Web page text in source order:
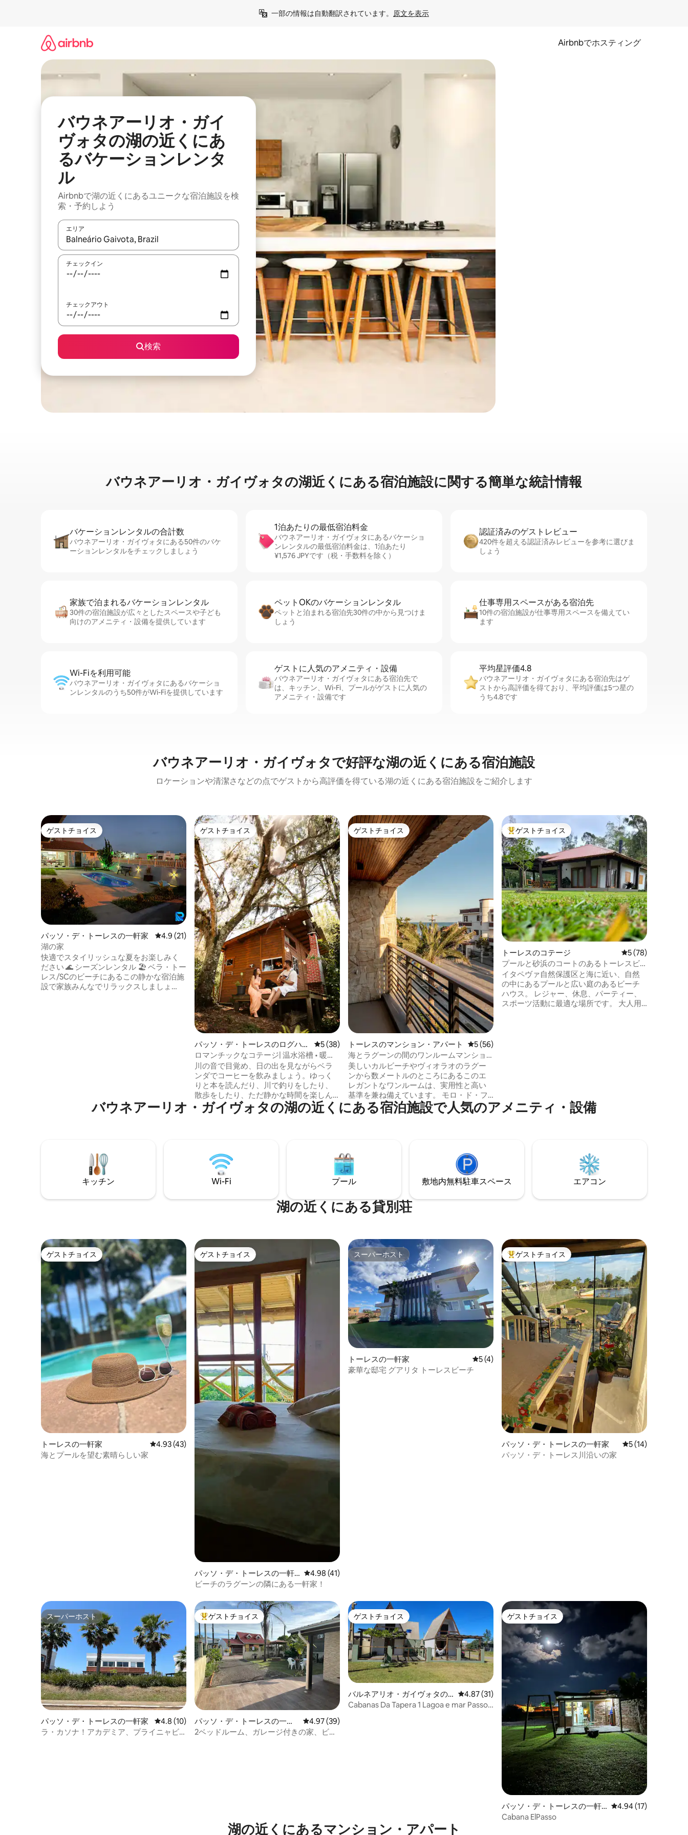
一部の情報は自動翻訳されています。 原文を表示
Airbnbでホスティング
バウネアーリオ・ガイ
ヴォタの湖の近くにあ
るバケーションレンタ
ル
Airbnbで湖の近くにあるユニークな宿泊施設を検
索・予約しよう
エリア
検索結果が表示されたら、上下の矢印キーを使って移動するか、画面をタッチまたはスワイプして検索結果を確認することができます。
チェックイン
チェックアウト
検索
バウネアーリオ・ガイヴォタの湖⁠近⁠く⁠にあ⁠る宿⁠泊⁠施⁠設⁠に関⁠す⁠る簡⁠単⁠な統⁠計⁠情⁠報
バケーションレ⁠ン⁠タ⁠ル⁠の合⁠計⁠数
バウネアーリオ・ガイヴォタにある50件のバケ
ーションレンタルをチェックしましょう
1泊あたりの最⁠低⁠宿⁠泊⁠料⁠金
バウネアーリオ・ガイヴォタにあるバケーショ
ンレンタルの最低宿泊料金は、1泊あたり
¥1,576 JPYです（税・手数料を除く）
認証済みのゲ⁠ス⁠ト⁠レ⁠ビ⁠ュ⁠ー
420件を超える認証済みレビューを参考に選びま
しょう
家族で泊まれるバ⁠ケ⁠ー⁠シ⁠ョ⁠ンレ⁠ン⁠タ⁠ル
30件の宿泊施設が広々としたスペースや子ども
向けのアメニティ・設備を提供しています
ペットOKのバ⁠ケ⁠ー⁠シ⁠ョ⁠ンレ⁠ン⁠タ⁠ル
ペットと泊まれる宿泊先30件の中から見つけま
しょう
仕事専用ス⁠ペ⁠ー⁠スがあ⁠る宿⁠泊⁠先
10件の宿泊施設が仕事専用スペースを備えてい
ます
Wi-Fiを利⁠用⁠可⁠能
バウネアーリオ・ガイヴォタにあるバケーショ
ンレンタルのうち50件がWi-Fiを提供しています
ゲストに人⁠気⁠のア⁠メ⁠ニ⁠テ⁠ィ・設⁠備
バウネアーリオ・ガイヴォタにある宿泊先で
は、キッチン、Wi-Fi、プールがゲストに人気の
アメニティ・設備です
平均星評価4.8
バウネアーリオ・ガイヴォタにある宿泊先はゲ
ストから高評価を得ており、平均評価は5つ星の
うち4.8です
バウネアーリオ・ガイヴォタで好評な湖の近くにある宿泊施設
ロケーションや清潔さなどの点でゲストから高評価を得ている湖の近くにある宿泊施設をご紹介します
ゲストチョイス
ゲストチョイス
パッソ・デ・トーレスの一軒家 レビュー21件、5つ星中4.9つ星の平均評価
4.9 (21)
湖の家
快適でスタイリッシュな夏をお楽しみく
ださい 🌊 シーズンレンタル 🏖️ ベラ・トー
レス/SCのビーチにあるこの静かな宿泊施
設で家族みんなでリラックスしましょ
ゲストチョイス
ゲストチョイス
パッソ・デ・トーレスのログハウ
ス
レビュー38件、5つ星中5つ星の平均評価
5 (38)
ロマンチックなコテージ| 温水浴槽 • 暖炉 •
川
川の音で目覚め、日の出を見ながらベラ
ンダでコーヒーを飲みましょう。ゆっく
りと本を読んだり、川で釣りをしたり、
散歩をしたり、ただ静かな時間を楽しん
だりしてください。リラックスできるバ
スタブ、燃える炎、良い会話で一日を終
ています。 * 温水バスタブ * 川沿いのデッ
キ * 釣り * サラマンドラ * ファイヤーピッ
ト * ビーチまでわずか10分 * 保護された自
ゲストチョイス
ゲストチョイス
トーレスのマンション・アパート レビュー56件、5つ星中5つ星の平均評価
5 (56)
海とラグーンの間のワンルームマンショ
ン
美しいカルビーチやヴィオラオのラグー
ンから数メートルのところにあるこのエ
レガントなワンルームは、実用性と高い
基準を兼ね備えています。 モロ・ド・フ
ァロンの自然美に囲まれ、クイーンサイ
ズのベッド、オーダーメイドの家具、46
キッチンを備えています。 マンションに
は、屋根付きガレージ、パーティールー
ム、グルメスペース、温水プール、海を
望むデッキがあります。
大好評のゲストチョイスです。
ゲストチョイス
トーレスのコテージ レビュー78件、5
5 (78)
プールと砂浜のコートのあるトーレスビ
ーチの家
イタペヴァ自然保護区と海に近い、自然
の中にあるプールと広い庭のあるビーチ
ハウス。 レジャー、休息、パーティー、
スポーツ活動に最適な場所です。 大人用
バウネアーリオ・ガイヴォタの湖の近くにある宿泊施設で人気のアメニティ・設備
キッチン Wi-Fi プール 敷地内無料駐⁠車ス⁠ペ⁠ー⁠ス エアコン
湖の近くにある貸別荘
ゲストチョイス
ゲストチョイス
トーレスの一軒家 レビュー43件、5つ星中4.93つ星の平均評価
4.93 (43)
海とプールを望む素晴らしい家
ゲストチョイス
ゲストチョイス
パッソ・デ・トーレスの一軒
家
レビュー41件、5つ星中4.98つ星の平均評価
4.98 (41)
ビーチのラグーンの隣にある一軒家！
スーパーホスト
スーパーホスト
トーレスの一軒家 レビュー4件、5つ星中5つ星の平均評価
5 (4)
豪華な邸宅 グアリタ トーレスビーチ
大好評のゲストチョイスです。
ゲストチョイス
パッソ・デ・トーレスの一軒家 レビュー14件、5
5 (14)
パッソ・デ・トーレス川沿いの家
スーパーホスト
スーパーホスト
パッソ・デ・トーレスの一軒家 レビュー10件、5つ星中4.8つ星の平均評価
4.8 (10)
ラ・カソナ！アカデミア、プライニャビ
大好評のゲストチョイスです。
ゲストチョイス
パッソ・デ・トーレスの一軒
家
レビュー39件、5つ星中4.97つ星の平均評価
4.97 (39)
2ベッドルーム、ガレージ付きの家、ビー
ゲストチョイス
ゲストチョイス
バルネアリオ・ガイヴォタの
一軒家
レビュー31件、5つ星中4.87つ星の平均評価
4.87 (31)
Cabanas Da Tapera 1 Lagoa e mar Passo
ゲストチョイス
ゲストチョイス
パッソ・デ・トーレスの一軒
家
レビュー17件、5つ
4.94 (17)
Cabana ElPasso
湖の近くにあるマンション・アパート